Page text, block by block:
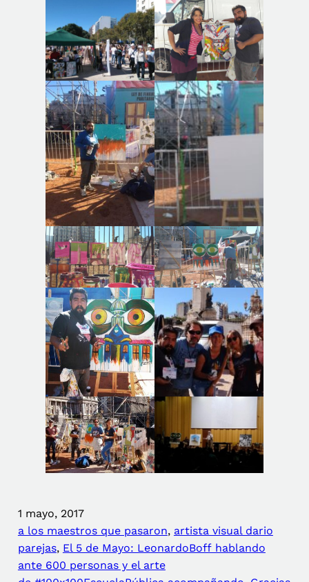
1 mayo, 2017
a los maestros que pasaron, artista visual dario
parejas, El 5 de Mayo: LeonardoBoff hablando
ante 600 personas y el arte